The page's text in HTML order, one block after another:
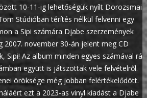
10-11-ig lehetőségük nyílt Dorozsmai
Stúdióban térítés nélkül felvenni egy
a Sipi számára Djabe szerzemények
2007. november 30-án jelent meg CD
Sipi! Az album minden egyes számával rá
együtt is játszottak vele felvételről.
öröksége még jobban felértékelődött.
ezt a 2023-as vinyl kiadást a Djabe